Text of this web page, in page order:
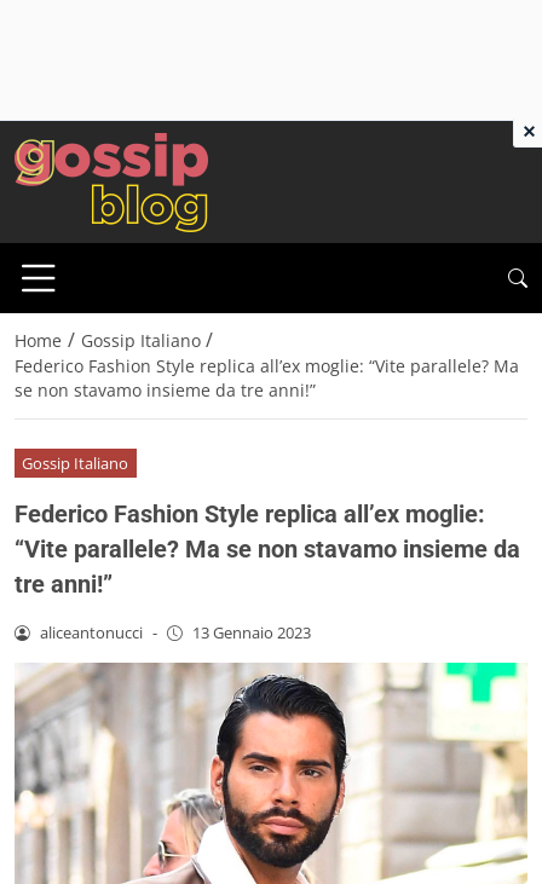
Home / Gossip Italiano /
Federico Fashion Style replica all’ex moglie: “Vite parallele? Ma
se non stavamo insieme da tre anni!”
Gossip Italiano
Federico Fashion Style replica all’ex moglie:
“Vite parallele? Ma se non stavamo insieme da
tre anni!”
aliceantonucci - 13 Gennaio 2023
×